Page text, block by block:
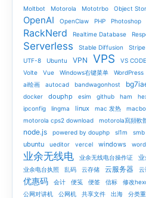
Moltbot Motorola Mototrbo Object
OpenAI OpenClaw PHP Photoshop
RackNerd Realtime Database
Serverless Stable Diffusion Stripe
UTF-8 Ubuntu VPN VPS VS CODE
Volte
Vue Windows右键菜单 WordPress
ai绘画 autocad bandwagonhost
docker
douphp esim github ham
ipconfig
lingma linux mac 发热
motorola cps2 download
motorola寫頻軟
node.js powered by douphp sl1m smb
ubuntu ueditor vercel windows
业余无线电 业余无线电台操作证
业余电台执照 乱码 云存储 云服务器 云
优惠码 会计 便笺 便签 信标 修改
公网对讲机
公网机 共享文件 出海 分类